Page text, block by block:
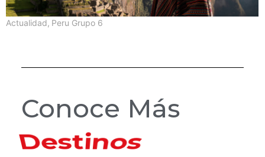
Actualidad, Peru Grupo 6
Conoce Más
Hoteles